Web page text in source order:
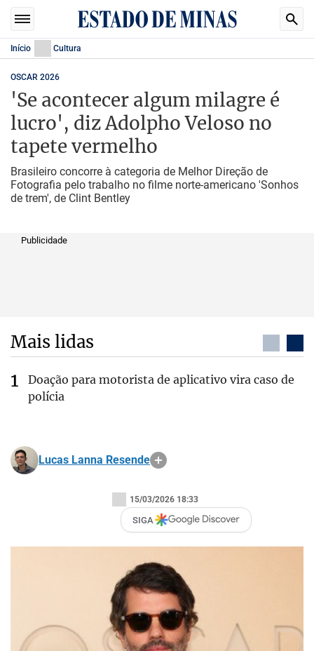
Início Cultura
OSCAR 2026
'Se acontecer algum milagre é
lucro', diz Adolpho Veloso no
tapete vermelho
Brasileiro concorre à categoria de Melhor Direção de
Fotografia pelo trabalho no filme norte-americano 'Sonhos
de trem', de Clint Bentley
Publicidade
Mais lidas
Doação para motorista de aplicativo vira caso de
polícia
Lucas Lanna Resende
15/03/2026 18:33
SIGA